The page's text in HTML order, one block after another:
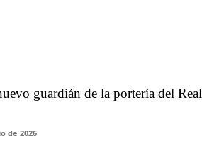
guardián de la portería del Real
de 2026